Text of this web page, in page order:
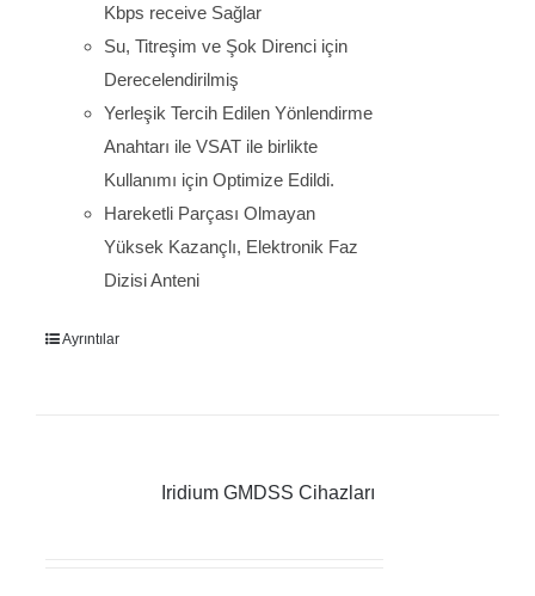
Kbps receive Sağlar
Su, Titreşim ve Şok Direnci için
Derecelendirilmiş
Yerleşik Tercih Edilen Yönlendirme
Anahtarı ile VSAT ile birlikte
Kullanımı için Optimize Edildi.
Hareketli Parçası Olmayan
Yüksek Kazançlı, Elektronik Faz
Dizisi Anteni
Ayrıntılar
Iridium GMDSS Cihazları